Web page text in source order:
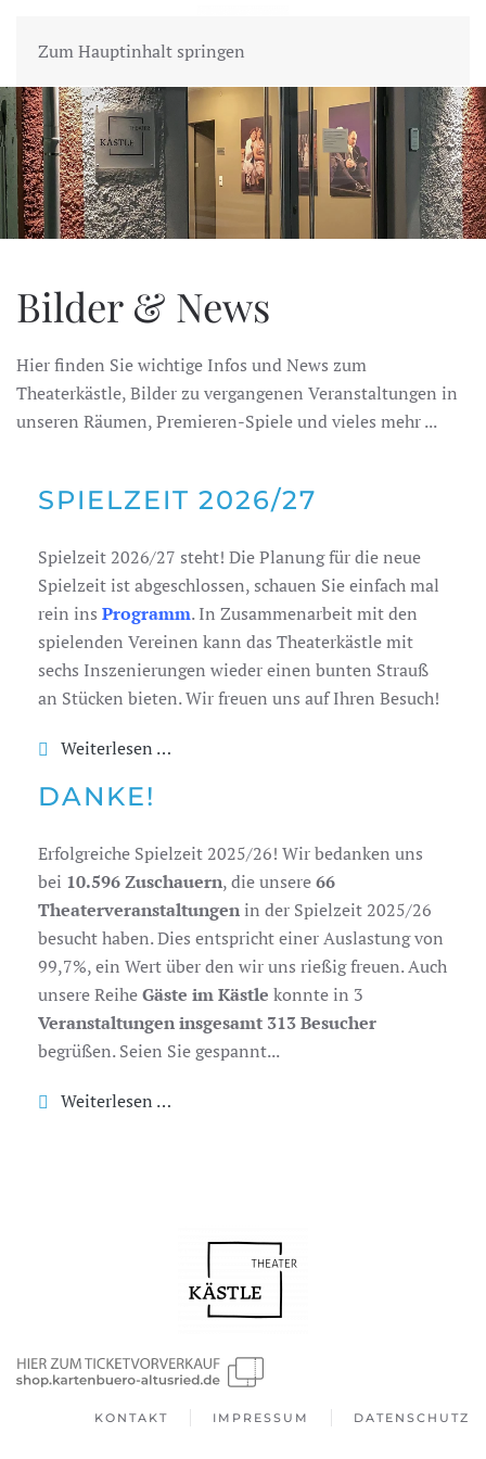
Zum Hauptinhalt springen
MENÜ
Bilder & News
Hier finden Sie wichtige Infos und News zum
Theaterkästle, Bilder zu vergangenen Veranstaltungen in
unseren Räumen, Premieren-Spiele und vieles mehr ...
SPIELZEIT 2026/27
Spielzeit 2026/27 steht! Die Planung für die neue
Spielzeit ist abgeschlossen, schauen Sie einfach mal
rein ins Programm. In Zusammenarbeit mit den
spielenden Vereinen kann das Theaterkästle mit
sechs Inszenierungen wieder einen bunten Strauß
an Stücken bieten. Wir freuen uns auf Ihren Besuch!
Weiterlesen …
DANKE!
Erfolgreiche Spielzeit 2025/26! Wir bedanken uns
bei 10.596 Zuschauern, die unsere66
Theaterveranstaltungenin der Spielzeit 2025/26
besucht haben. Dies entspricht einer Auslastung von
99,7%, ein Wert über den wir uns rießig freuen. Auch
unsere ReiheGäste im Kästle konnte in 3
Veranstaltungen insgesamt 313 Besucher
begrüßen. Seien Sie gespannt...
Weiterlesen …
KONTAKT IMPRESSUM DATENSCHUTZ